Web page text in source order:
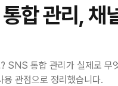
관리, 채
SNS 통합 관리가 실제로 무
관점으로 정리했습니다.